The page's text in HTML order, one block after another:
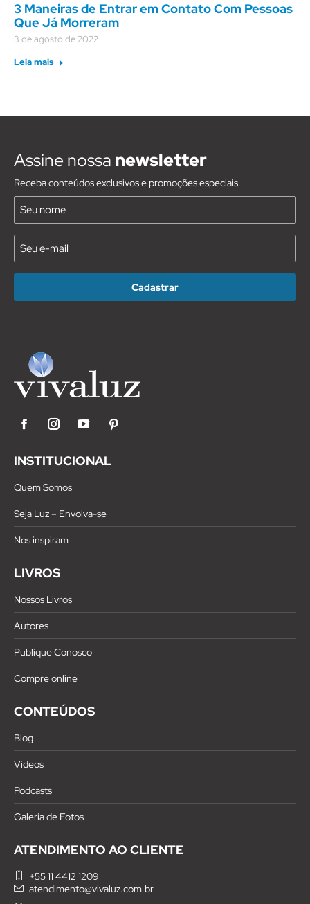
3 Maneiras de Entrar em Contato Com Pessoas
Que Já Morreram
3 de agosto de 2022
Leia mais
Assine nossa newsletter
Receba conteúdos exclusivos e promoções especiais.
Nome
E-
mail
(Requirido)
FacebookInstagramYouTube
INSTITUCIONAL
Quem Somos
Seja Luz – Envolva-se
Nos inspiram
LIVROS
Nossos Livros
Autores
Publique Conosco
Compre online
CONTEÚDOS
Blog
Vídeos
Podcasts
Galeria de Fotos
ATENDIMENTO AO CLIENTE
+55 11 4412 1209
atendimento@vivaluz.com.br